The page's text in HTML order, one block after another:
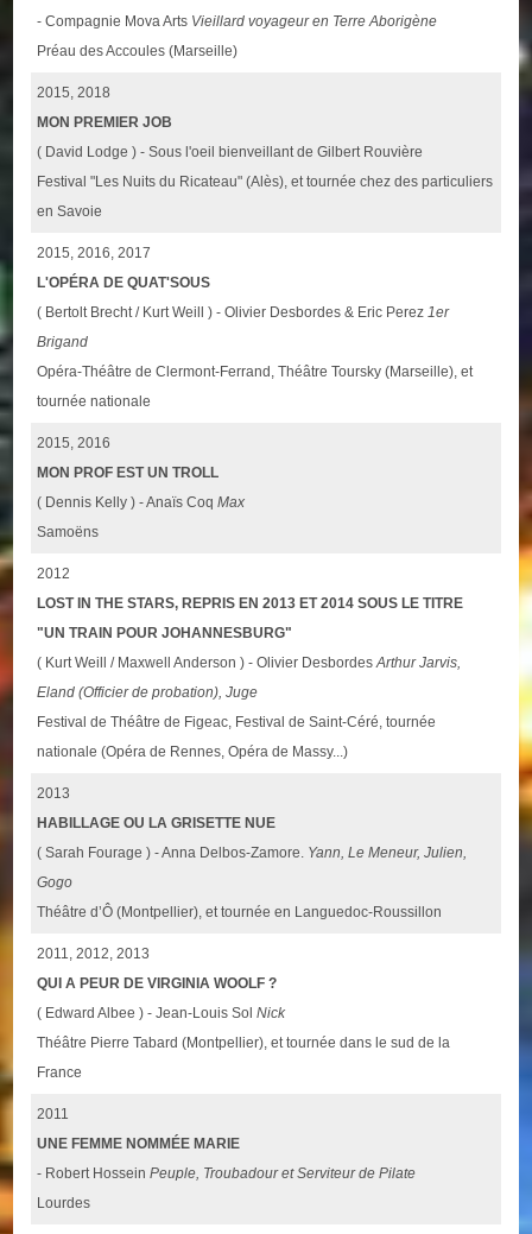
- Compagnie Mova Arts Vieillard voyageur en Terre Aborigène
Préau des Accoules (Marseille)
2015, 2018
MON PREMIER JOB
( David Lodge ) - Sous l'oeil bienveillant de Gilbert Rouvière
Festival "Les Nuits du Ricateau" (Alès), et tournée chez des particuliers
en Savoie
2015, 2016, 2017
L'OPÉRA DE QUAT'SOUS
( Bertolt Brecht / Kurt Weill ) - Olivier Desbordes & Eric Perez1er
Brigand
Opéra-Théâtre de Clermont-Ferrand, Théâtre Toursky (Marseille), et
tournée nationale
2015, 2016
MON PROF EST UN TROLL
( Dennis Kelly ) - Anaïs CoqMax
Samoëns
2012
LOST IN THE STARS, REPRIS EN 2013 ET 2014 SOUS LE TITRE
"UN TRAIN POUR JOHANNESBURG"
( Kurt Weill / Maxwell Anderson ) - Olivier DesbordesArthur Jarvis,
Eland (Officier de probation), Juge
Festival de Théâtre de Figeac, Festival de Saint-Céré, tournée
nationale (Opéra de Rennes, Opéra de Massy...)
2013
HABILLAGE OU LA GRISETTE NUE
( Sarah Fourage ) - Anna Delbos-Zamore. Yann, Le Meneur, Julien,
Gogo
Théâtre d’Ô (Montpellier), et tournée en Languedoc-Roussillon
2011, 2012, 2013
QUI A PEUR DE VIRGINIA WOOLF ?
( Edward Albee ) - Jean-Louis SolNick
Théâtre Pierre Tabard (Montpellier), et tournée dans le sud de la
France
2011
UNE FEMME NOMMÉE MARIE
- Robert HosseinPeuple, Troubadour et Serviteur de Pilate
Lourdes